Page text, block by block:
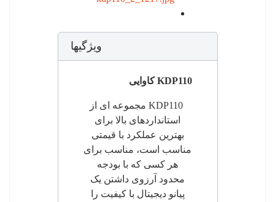
ویژگیها
KDP110کاوایی
KDP110 مجموعه ای از
استانداردهای بالا برای
بهترین عملکرد با قیمتی
مناسب است، مناسب برای
هر کسی که با بودجه
محدود آرزوی داشتن یک
پیانو دیجیتال با کیفیت را